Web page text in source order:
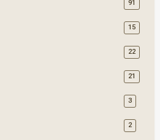
91
15
22
21
3
2